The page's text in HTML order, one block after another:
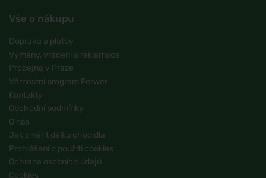
Vše o nákupu
Doprava a platby
Výměny, vrácení a reklamace
Prodejna v Praze
Věrnostní program Ferwer
Kontakty
Obchodní podmínky
O nás
Jak změřit délku chodidla
Prohlášení o použití cookies
Ochrana osobních údajů
Cookies